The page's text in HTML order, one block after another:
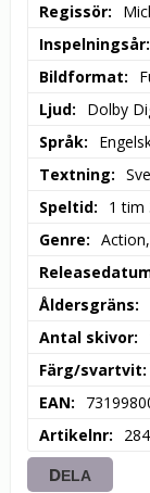
Regissör
Inspelningsår
Bildformat
Ljud
Dolby
Språk
Textning
Speltid
1 tim
Genre
Åldersgräns
Antal skivor
Färg/svartvit
EAN
Artikelnr
DELA